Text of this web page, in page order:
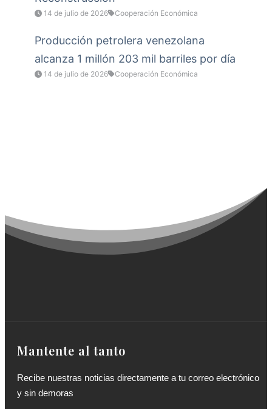
14 de julio de 2026 Cooperación Económica
Producción petrolera venezolana
alcanza 1 millón 203 mil barriles por día
14 de julio de 2026 Cooperación Económica
Mantente al tanto
Recibe nuestras noticias directamente a tu correo electrónico
y sin demoras